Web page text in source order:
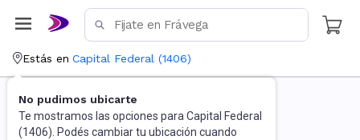
Estás en Capital Federal (1406)
No pudimos ubicarte
Te mostramos las opciones para Capital Federal
(1406). Podés cambiar tu ubicación cuando